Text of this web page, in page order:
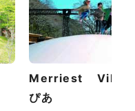
Merriest
ぴあ